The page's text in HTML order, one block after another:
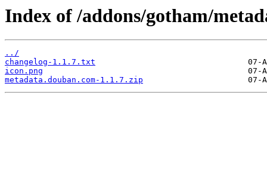
Index of /addons/gotham/
../
changelog-1.1.7.txt
icon.png
metadata.douban.com-1.1.7.zip